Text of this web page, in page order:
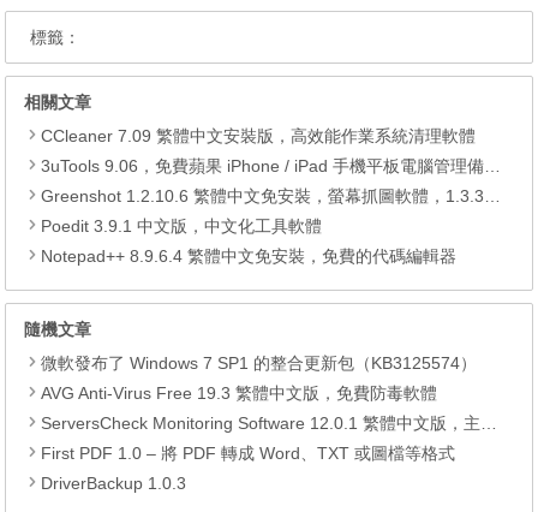
標籤：
相關文章
CCleaner 7.09 繁體中文安裝版，高效能作業系統清理軟體
3uTools 9.06，免費蘋果 iPhone / iPad 手機平板電腦管理備份還原軟體
Greenshot 1.2.10.6 繁體中文免安裝，螢幕抓圖軟體，1.3.315 安裝版
Poedit 3.9.1 中文版，中文化工具軟體
Notepad++ 8.9.6.4 繁體中文免安裝，免費的代碼編輯器
隨機文章
微軟發布了 Windows 7 SP1 的整合更新包（KB3125574）
AVG Anti-Virus Free 19.3 繁體中文版，免費防毒軟體
ServersCheck Monitoring Software 12.0.1 繁體中文版，主機監控軟體
First PDF 1.0 – 將 PDF 轉成 Word、TXT 或圖檔等格式
DriverBackup 1.0.3